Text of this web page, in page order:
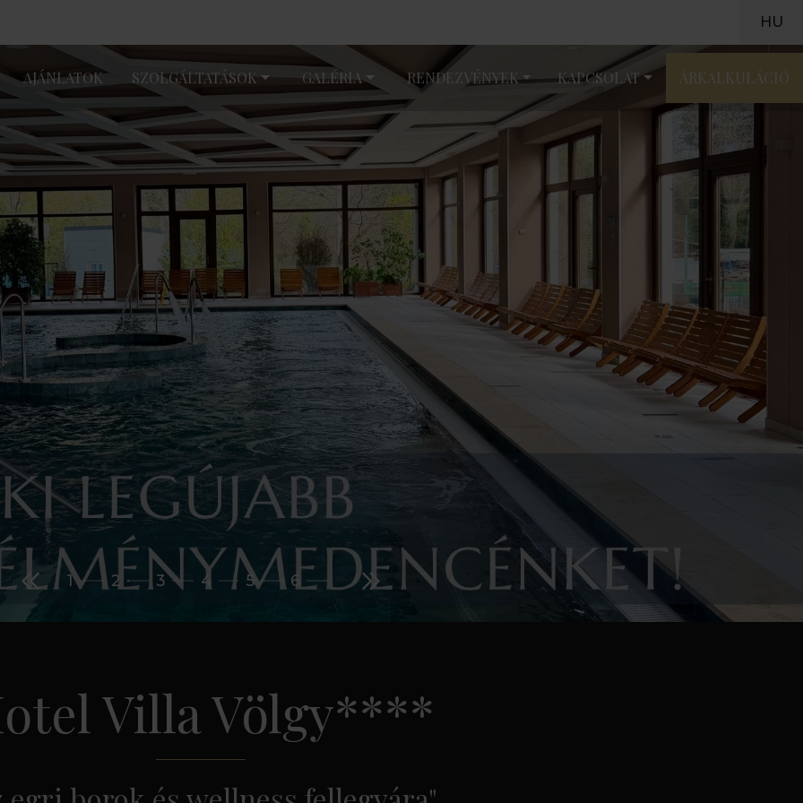
HU
AJÁNLATOK SZOLGÁLTATÁSOK GALÉRIA RENDEZVÉNYEK KAPCSOLAT ÁRKALKULÁCIÓ
1 2 3 4 5 6
Villa Völgy****